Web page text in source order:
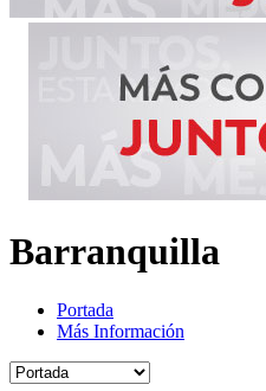
Barranquilla
Portada
Más Información